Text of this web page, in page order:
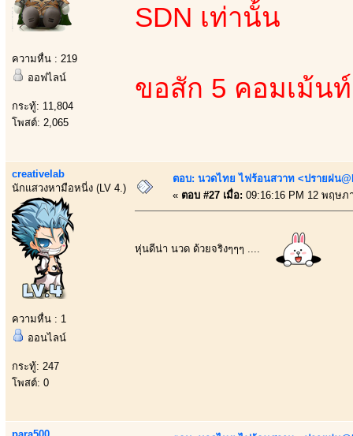
ความหื่น : 219
ออฟไลน์
กระทู้: 11,804
โพสต์: 2,065
SDN เท่านั้น
ขอสัก 5 คอมเม้
creativelab
นักแสวงหามือหนี่ง (LV 4.)
ความหื่น : 1
ออนไลน์
กระทู้: 247
โพสต์: 0
ตอบ: นวดไทย ไฟร้อนสวาท <ปรายฝน
« ตอบ #27 เมื่อ: 09:16:16 PM 12 พฤษภ
หุ่นดีน่า นวด ด้วยจริงๆๆๆ ....